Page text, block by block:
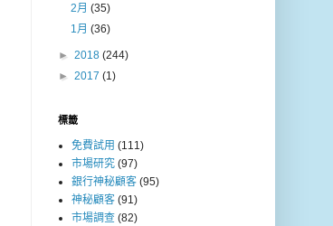
2月(35)
1月(36)
► 2018 (244)
► 2017 (1)
標籤
免費試用 (111)
市場研究 (97)
銀行神秘顧客 (95)
神秘顧客 (91)
市場調查 (82)